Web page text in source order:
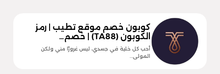
كوبون خصم موقع تطيب | رمز
الكوبون (TA88) | خصم…
أحب كل خلية في جسدي، ليس غرورًا مني ولكن
المولى…